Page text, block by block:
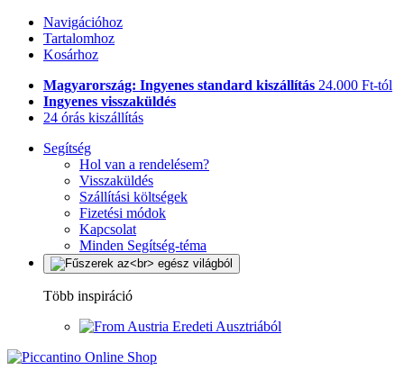
Navigációhoz
Tartalomhoz
Kosárhoz
Magyarország: Ingyenes standard kiszállítás 24.000 Ft-tól
Ingyenes visszaküldés
24 órás kiszállítás
Segítség
Hol van a rendelésem?
Visszaküldés
Szállítási költségek
Fizetési módok
Kapcsolat
Minden Segítség-téma
Több inspiráció
Eredeti Ausztriából